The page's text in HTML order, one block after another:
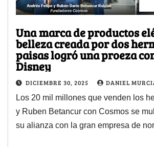
Una marca de productos
belleza creada por dos
paisas logró una proeza
Disney
DICIEMBRE 30, 2025 DANIEL
Los 20 mil millones que venden los
y Ruben Betancur con Cosmos se
su alianza con la gran empresa de